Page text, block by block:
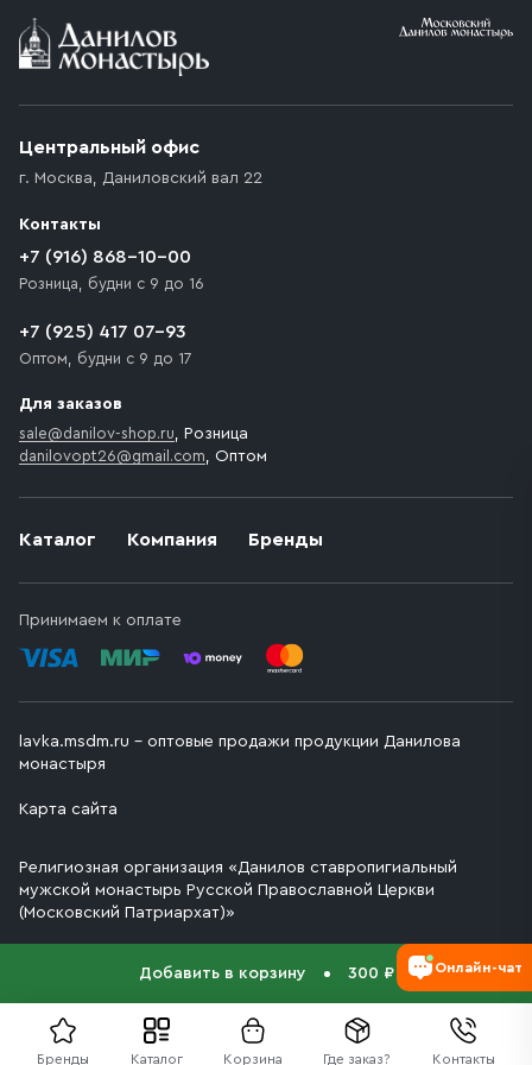
Бренды Каталог Корзина Где заказ? Контакты
Добавить в корзину 300 ₽
Условия доставки
возникают препятствия для подъезда автомобиля,
которое максимально близко к месту запланированной
движения. Если на территории места назначения
доставки предусмотрен платный въезд, то Покупателю
необходимо компенсировать стоимость въезда
Каталог Компания Бренды
Принимаем к оплате
Центральный офис
г. Москва, Даниловский вал 22
Контакты
+7 (916) 868-10-00
Розница, будни с 9 до 16
+7 (925) 417 07-93
Оптом, будни с 9 до 17
Для заказов
sale@danilov-shop.ru, Розница
danilovopt26@gmail.com, Оптом
lavka.msdm.ru – оптовые продажи продукции Данилова
монастыря
Карта сайта
Религиозная организация «Данилов ставропигиальный
мужской монастырь Русской Православной Церкви
(Московский Патриархат)»
Онлайн-чат